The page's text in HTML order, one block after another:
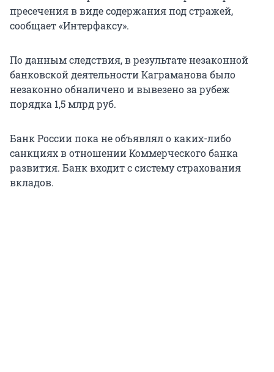
пресечения в виде содержания под стражей,
сообщает «Интерфаксу».
По данным следствия, в результате незаконной
банковской деятельности Каграманова было
незаконно обналичено и вывезено за рубеж
порядка 1,5 млрд руб.
Банк России пока не объявлял о каких-либо
санкциях в отношении Коммерческого банка
развития. Банк входит с систему страхования
вкладов.